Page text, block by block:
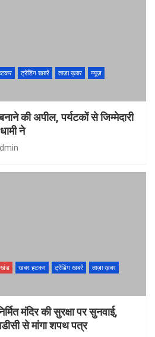
ट्रेंडिंग खबरें ताज़ा ख़बर
न्यूज़
की अपील, पर्यटकों से जिम्मेदारी
ने
खबर हटकर ट्रेंडिंग खबरें
ताज़ा ख़बर
मंदिर की सुरक्षा पर सुनवाई,
से मांगा शपथ पत्र